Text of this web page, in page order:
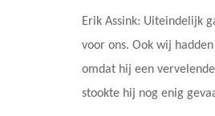
Erik Assink: Uiteindelijk
voor ons. Ook wij
omdat hij een
stookte hij nog enig